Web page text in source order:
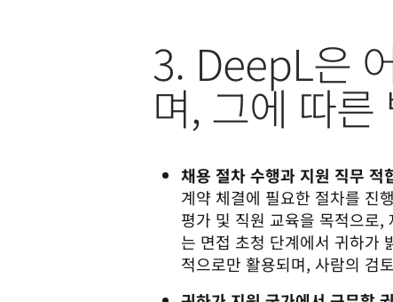
3. DeepL은
며, 그에 따
채용 절차 수행과 지원 직무
계약 체결에 필요한 절차를 진
평가 및 직원 교육을 목적으로
는 면접 초청 단계에서 귀하가
적으로만 활용되며, 사람의 검